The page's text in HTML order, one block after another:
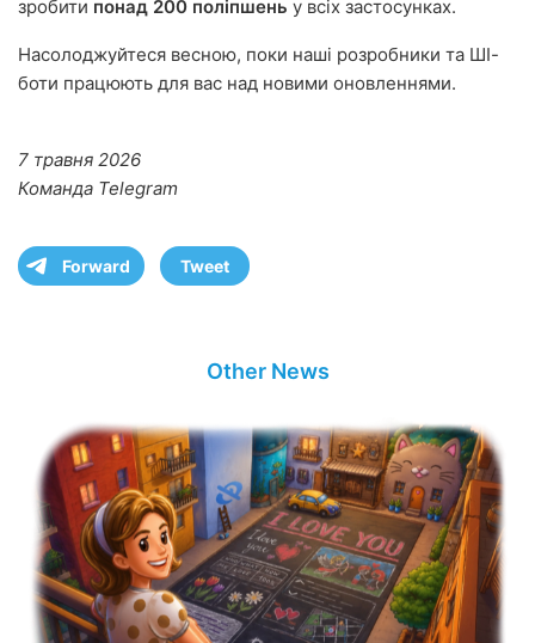
зробити понад 200 поліпшень у всіх застосунках.
Насолоджуйтеся весною, поки наші розробники та ШІ-
боти працюють для вас над новими оновленнями.
7 травня 2026
Команда Telegram
Forward Tweet
Other News